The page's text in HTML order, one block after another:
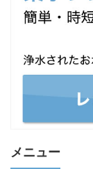
メニュー